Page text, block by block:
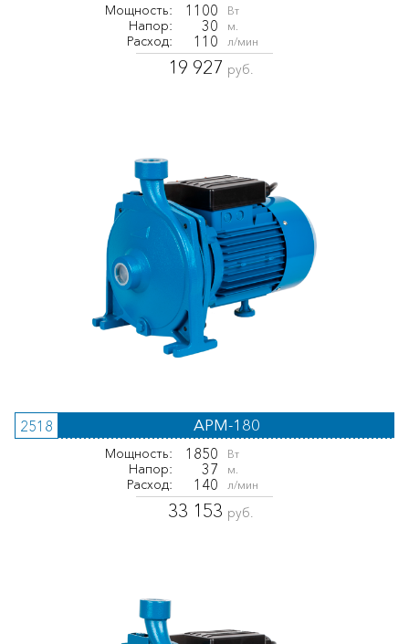
Мощность: 1100 Вт
Напор: 30 м.
Расход: 110 л/мин
19 927 руб.
2518 APM-180
Мощность: 1850 Вт
Напор: 37 м.
Расход: 140 л/мин
33 153 руб.